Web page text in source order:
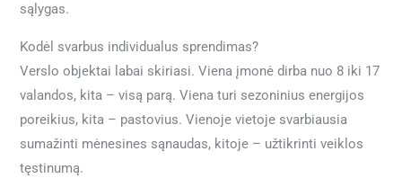
sąlygas.
Kodėl svarbus individualus sprendimas?
Verslo objektai labai skiriasi. Viena įmonė dirba nuo 8 iki 17
valandos, kita – visą parą. Viena turi sezoninius energijos
poreikius, kita – pastovius. Vienoje vietoje svarbiausia
sumažinti mėnesines sąnaudas, kitoje – užtikrinti veiklos
tęstinumą.